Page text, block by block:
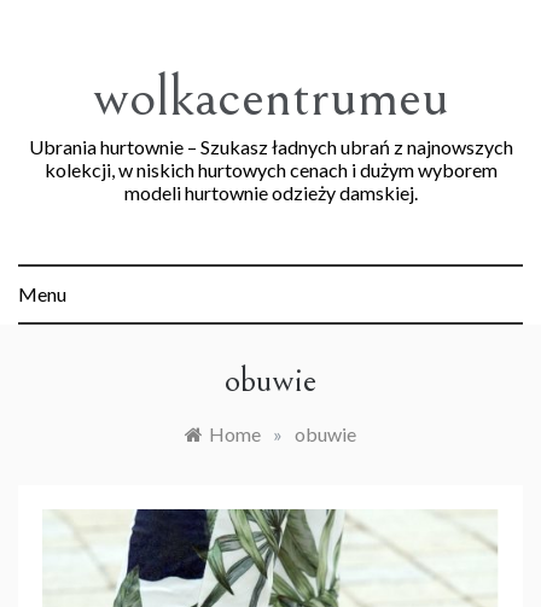
wolkacentrumeu
Ubrania hurtownie – Szukasz ładnych ubrań z najnowszych
kolekcji, w niskich hurtowych cenach i dużym wyborem
modeli hurtownie odzieży damskiej.
Menu
obuwie
Home » obuwie